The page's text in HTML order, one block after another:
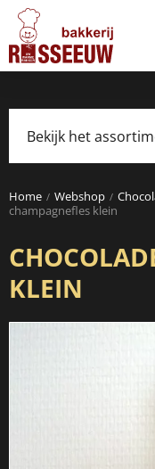
Bekijk het
Home Webshop
champagnefles klein
KLEIN